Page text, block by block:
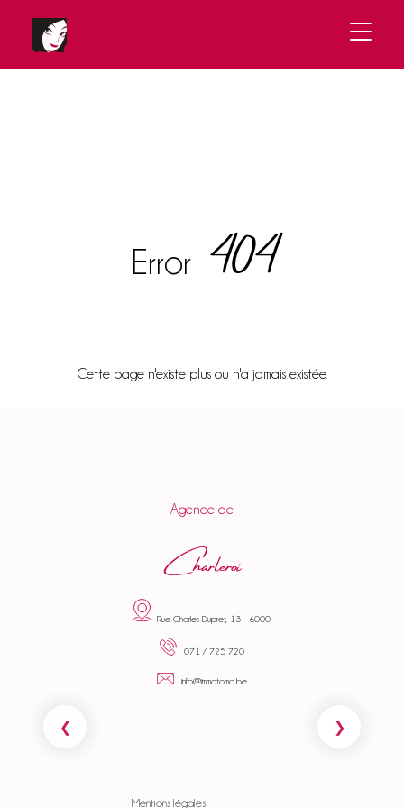
Error404
Cette page n'existe plus ou n'a jamais existée.
Agence de
Charleroi
Rue Charles Dupret, 13 - 6000
071 / 725 720
info@immotoma.be
Mentions légales